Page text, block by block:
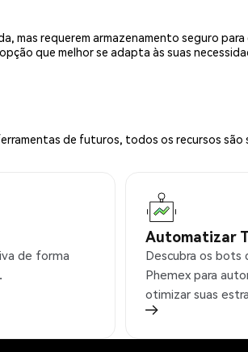
mas requerem armazenamento seguro
que melhor se adapta às suas
de futuros, todos os recursos são
de forma
Automatizar
Descubra os bots
Phemex para
otimizar suas